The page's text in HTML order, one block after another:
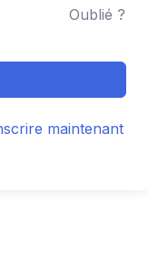
Oublié ?
maintenant